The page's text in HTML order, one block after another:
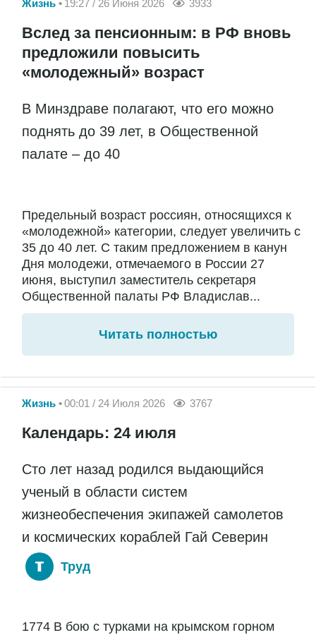
Жизнь 19:27 / 26 Июня 2026 3933
Вслед за пенсионным: в РФ вновь
предложили повысить
«молодежный» возраст
В Минздраве полагают, что его можно
поднять до 39 лет, в Общественной
палате – до 40
Предельный возраст россиян, относящихся к
«молодежной» категории, следует увеличить с
35 до 40 лет. С таким предложением в канун
Дня молодежи, отмечаемого в России 27
июня, выступил заместитель секретаря
Общественной палаты РФ Владислав...
Читать полностью
Жизнь 00:01 / 24 Июля 2026 3767
Календарь: 24 июля
Сто лет назад родился выдающийся
ученый в области систем
жизнеобеспечения экипажей самолетов
и космических кораблей Гай Северин
Труд
1774 В бою с турками на крымском горном